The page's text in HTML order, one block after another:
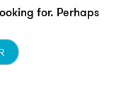
for. Perhaps